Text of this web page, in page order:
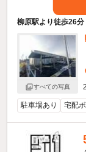
柳原駅より徒歩26
すべての写真
駐車場あり 宅配